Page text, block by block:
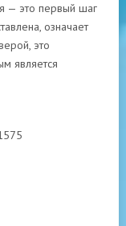
— это первый шаг
означает
это
является